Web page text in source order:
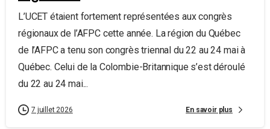
L’UCET étaient fortement représentées aux congrès
régionaux de l’AFPC cette année. La région du Québec
de l’AFPC a tenu son congrès triennal du 22 au 24 mai à
Québec. Celui de la Colombie-Britannique s’est déroulé
du 22 au 24 mai...
7 juillet 2026 En savoir plus